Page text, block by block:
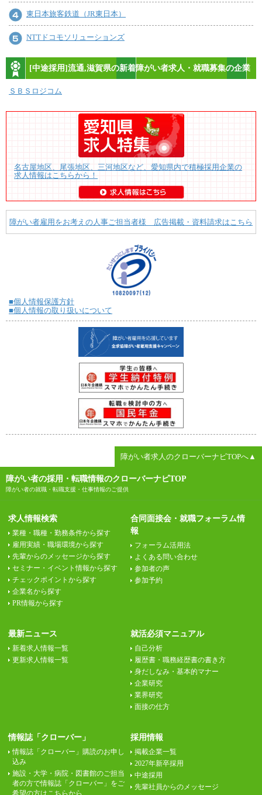
東日本旅客鉄道（JR東日本）
NTTドコモソリューションズ
[中途採用]流通,滋賀県の新着障がい者求人・就職募集の企業
ＳＢＳロジコム
名古屋地区、尾張地区、三河地区など、愛知県内で積極採用企業の
求人情報はこちらから！
障がい者雇用をお考えの人事ご担当者様 広告掲載・資料請求はこちら
■個人情報保護方針
■個人情報の取り扱いについて
障がい者求人のクローバーナビTOPへ▲
障がい者の採用・転職情報のクローバーナビTOP
障がい者の就職・転職支援・仕事情報のご提供
求人情報検索
業種・職種・勤務条件から探す
雇用実績・職場環境から探す
先輩からのメッセージから探す
セミナー・イベント情報から探す
チェックポイントから探す
企業名から探す
PR情報から探す
合同面接会・就職フォーラム情
報
フォーラム活用法
よくある問い合わせ
参加者の声
参加予約
最新ニュース
新着求人情報一覧
更新求人情報一覧
就活必須マニュアル
自己分析
履歴書・職務経歴書の書き方
身だしなみ・基本的マナー
企業研究
業界研究
面接の仕方
情報誌「クローバー」
情報誌「クローバー」購読のお申し
込み
施設・大学・病院・図書館のご担当
者の方で情報誌「クローバー」をご
採用情報
掲載企業一覧
2027年新卒採用
中途採用
先輩社員からのメッセージ